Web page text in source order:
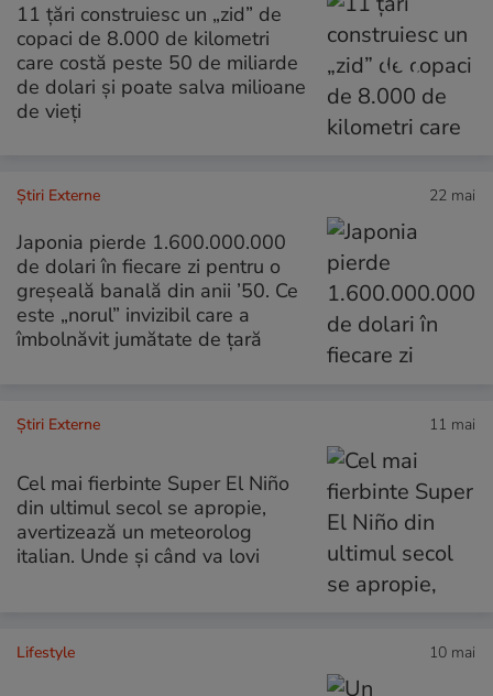
11 țări construiesc un „zid” de
copaci de 8.000 de kilometri
care costă peste 50 de miliarde
de dolari și poate salva milioane
de vieți
Știri Externe 22 mai
Japonia pierde 1.600.000.000
de dolari în fiecare zi pentru o
greșeală banală din anii ’50. Ce
este „norul” invizibil care a
îmbolnăvit jumătate de țară
Știri Externe 11 mai
Cel mai fierbinte Super El Niño
din ultimul secol se apropie,
avertizează un meteorolog
italian. Unde și când va lovi
Lifestyle 10 mai